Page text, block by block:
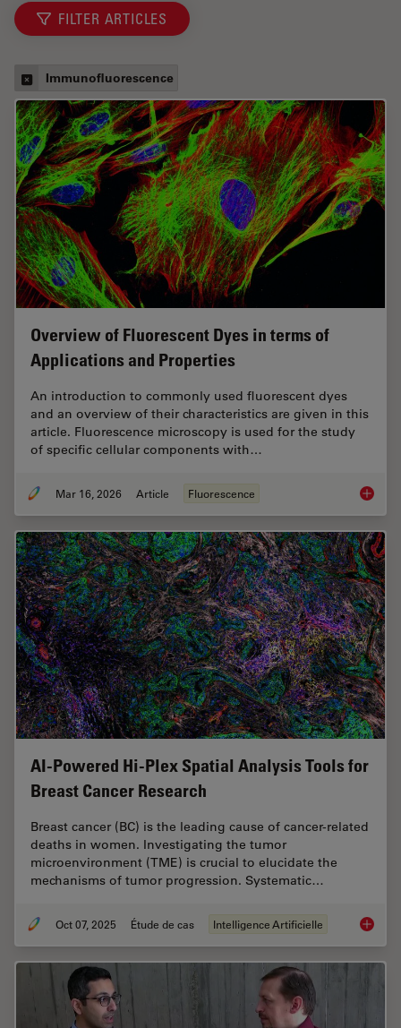
FILTER ARTICLES
Immunofluorescence
Overview of Fluorescent Dyes in terms of
Applications and Properties
An introduction to commonly used fluorescent dyes
and an overview of their characteristics are given in this
article. Fluorescence microscopy is used for the study
of specific cellular components with…
Mar 16, 2026 Article Fluorescence
AI-Powered Hi-Plex Spatial Analysis Tools for
Breast Cancer Research
Breast cancer (BC) is the leading cause of cancer-related
deaths in women. Investigating the tumor
microenvironment (TME) is crucial to elucidate the
mechanisms of tumor progression. Systematic…
Oct 07, 2025 Étude de cas Intelligence Artificielle AI-